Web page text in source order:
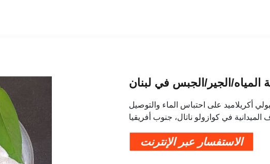
المياه/الجير/الجبس في لبنان
أكريلاميد على احتباس الماء والتوصيل
الميدانية في كوازولو ناتال، جنوب أفريقيا
الاستفسار عبر الإنترنت